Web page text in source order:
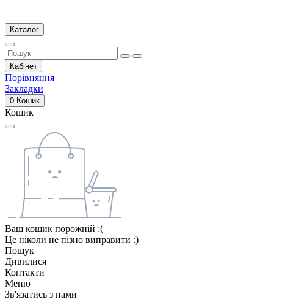
Каталог
Кабінет
Порівняння
Закладки
0 Кошик
Кошик
Ваш кошик порожній :(
Це ніколи не пізно виправити :)
Пошук
Дивилися
Контакти
Меню
Зв'язатись з нами